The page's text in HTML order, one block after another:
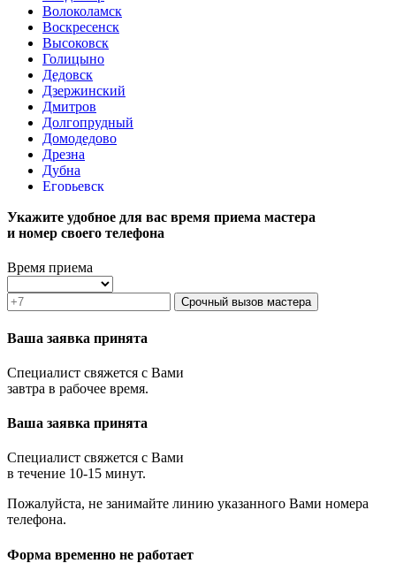
Волоколамск
Воскресенск
Высоковск
Голицыно
Дедовск
Дзержинский
Дмитров
Долгопрудный
Домодедово
Дрезна
Дубна
Егорьевск
Жуковский
Зарайск
Зеленоград
Ивантеевка
Истра
Кашира
Клин
Королёв
Котельники
Красногорск
Краснознаменск
Кубинка
Ликино-Дулёво
Лобня
Луховицы
Укажите удобное для вас время приема мастера
и номер своего телефона
Время приема
Срочный вызов мастера
Ваша заявка принята
Специалист свяжется с Вами
завтра в рабочее время.
Ваша заявка принята
Специалист свяжется с Вами
в течение 10-15 минут.
Пожалуйста, не занимайте линию указанного Вами номера
телефона.
Форма временно не работает